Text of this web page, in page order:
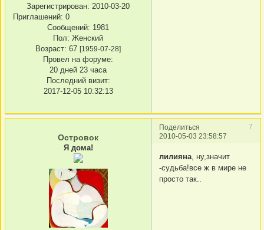
Зарегистрирован: 2010-03-20
Приглашений: 0
Сообщений: 1981
Пол: Женский
Возраст: 67 [1959-07-28]
Провел на форуме:
20 дней 23 часа
Последний визит:
2017-12-05 10:32:13
Поделиться
7
2010-05-03 23:58:57
Островок
Я дома!
лилияна, ну,значит
-судьба!все ж в мире не
просто так..